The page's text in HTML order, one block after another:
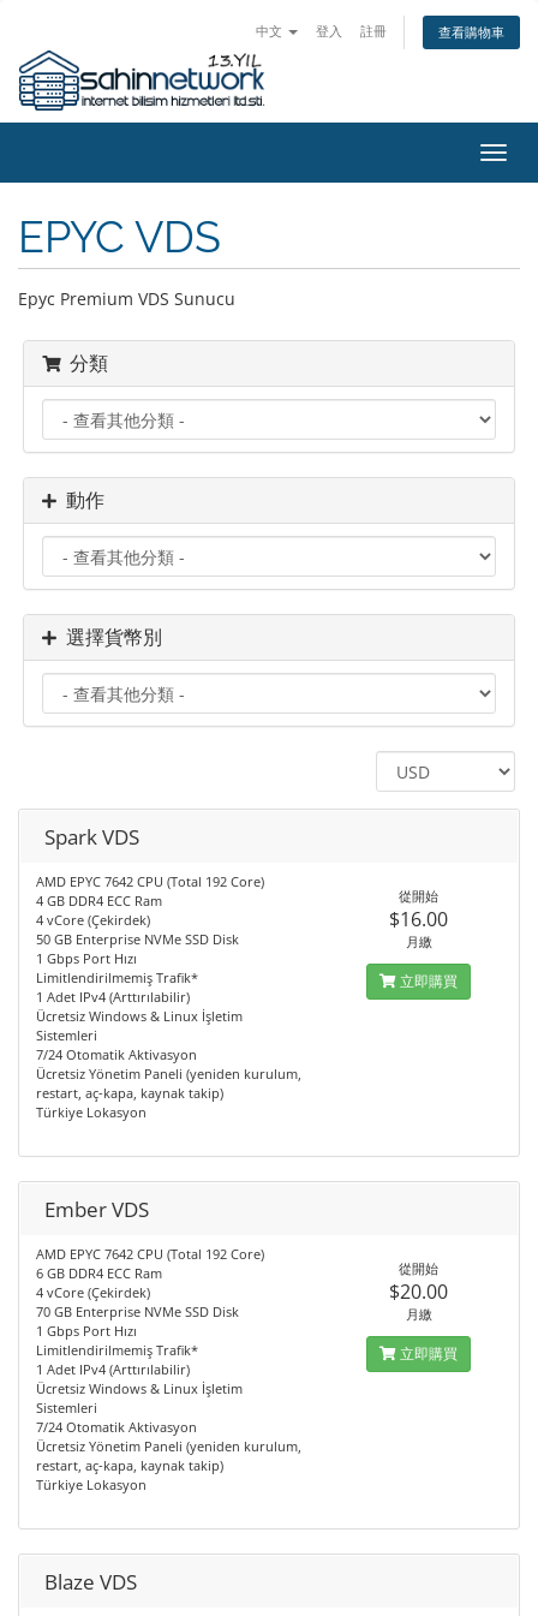
中文 登入 註冊 查看購物車
切
換
EPYC VDS
Epyc Premium VDS Sunucu
分類
動作
選擇貨幣別
Spark VDS
AMD EPYC 7642 CPU (Total 192 Core)
4 GB DDR4 ECC Ram
4 vCore (Çekirdek)
50 GB Enterprise NVMe SSD Disk
1 Gbps Port Hızı
Limitlendirilmemiş Trafik*
1 Adet IPv4 (Arttırılabilir)
Ücretsiz Windows & Linux İşletim
Sistemleri
7/24 Otomatik Aktivasyon
Ücretsiz Yönetim Paneli (yeniden kurulum,
restart, aç-kapa, kaynak takip)
Türkiye Lokasyon
從開始
$16.00
月繳
立即購買
Ember VDS
AMD EPYC 7642 CPU (Total 192 Core)
6 GB DDR4 ECC Ram
4 vCore (Çekirdek)
70 GB Enterprise NVMe SSD Disk
1 Gbps Port Hızı
Limitlendirilmemiş Trafik*
1 Adet IPv4 (Arttırılabilir)
Ücretsiz Windows & Linux İşletim
Sistemleri
7/24 Otomatik Aktivasyon
Ücretsiz Yönetim Paneli (yeniden kurulum,
restart, aç-kapa, kaynak takip)
Türkiye Lokasyon
從開始
$20.00
月繳
立即購買
Blaze VDS